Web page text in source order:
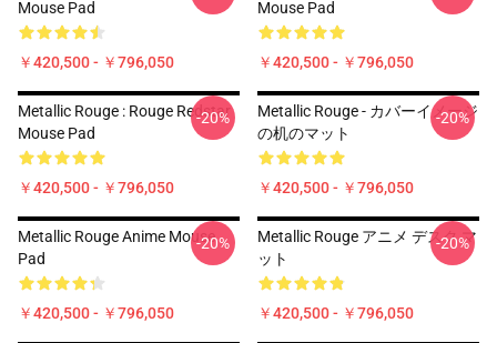
Mouse Pad
￥420,500 - ￥796,050
Mouse Pad
￥420,500 - ￥796,050
Metallic Rouge : Rouge Redstar
Mouse Pad
￥420,500 - ￥796,050
-20%
Metallic Rouge - カバーイメージ
の机のマット
￥420,500 - ￥796,050
-20%
Metallic Rouge Anime Mouse
Pad
￥420,500 - ￥796,050
-20%
Metallic Rouge アニメ デスク マ
ット
￥420,500 - ￥796,050
-20%